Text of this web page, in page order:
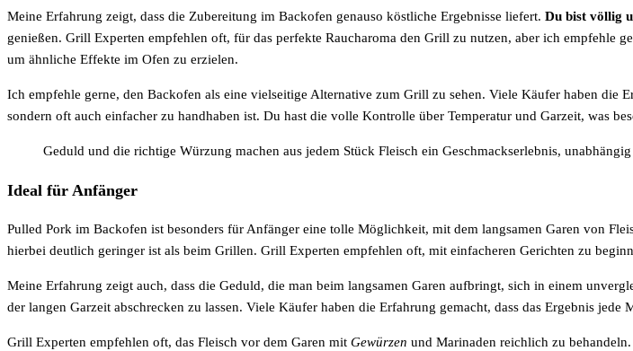
Meine Erfahrung zeigt, dass die Zubereitung im Backofen genauso köstliche Ergebnisse liefert. Du bist völlig
genießen. Grill Experten empfehlen oft, für das perfekte Raucharoma den Grill zu nutzen, aber ich empfehle
um ähnliche Effekte im Ofen zu erzielen.
Ich empfehle gerne, den Backofen als eine vielseitige Alternative zum Grill zu sehen. Viele Käufer haben die
sondern oft auch einfacher zu handhaben ist. Du hast die volle Kontrolle über Temperatur und Garzeit, was
Geduld und die richtige Würzung machen aus jedem Stück Fleisch ein Geschmackserlebnis,
Ideal für Anfänger
Pulled Pork im Backofen ist besonders für Anfänger eine tolle Möglichkeit, mit dem langsamen Garen von
hierbei deutlich geringer ist als beim Grillen. Grill Experten empfehlen oft, mit einfacheren Gerichten zu
Meine Erfahrung zeigt auch, dass die Geduld, die man beim langsamen Garen aufbringt, sich in einem
der langen Garzeit abschrecken zu lassen. Viele Käufer haben die Erfahrung gemacht, dass das Ergebnis jede
Grill Experten empfehlen oft, das Fleisch vor dem Garen mit Gewürzen und Marinaden reichlich zu